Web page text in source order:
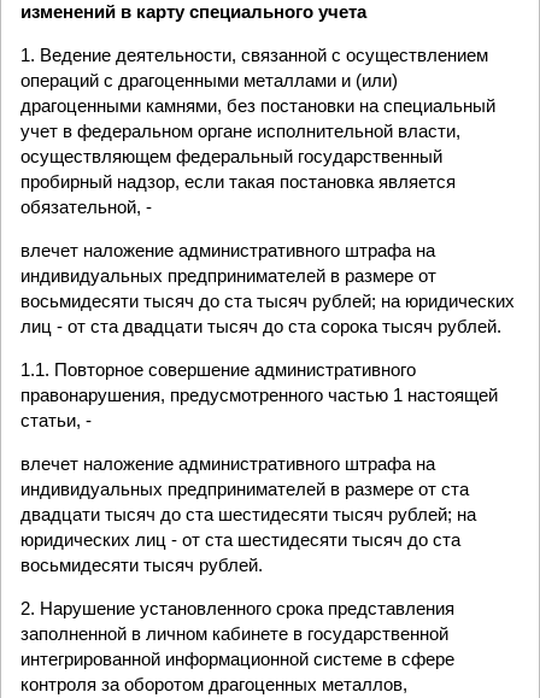
изменений в карту специального учета
1. Ведение деятельности, связанной с осуществлением
операций с драгоценными металлами и (или)
драгоценными камнями, без постановки на специальный
учет в федеральном органе исполнительной власти,
осуществляющем федеральный государственный
пробирный надзор, если такая постановка является
обязательной, -
влечет наложение административного штрафа на
индивидуальных предпринимателей в размере от
восьмидесяти тысяч до ста тысяч рублей; на юридических
лиц - от ста двадцати тысяч до ста сорока тысяч рублей.
1.1. Повторное совершение административного
правонарушения, предусмотренного частью 1 настоящей
статьи, -
влечет наложение административного штрафа на
индивидуальных предпринимателей в размере от ста
двадцати тысяч до ста шестидесяти тысяч рублей; на
юридических лиц - от ста шестидесяти тысяч до ста
восьмидесяти тысяч рублей.
2. Нарушение установленного срока представления
заполненной в личном кабинете в государственной
интегрированной информационной системе в сфере
контроля за оборотом драгоценных металлов,